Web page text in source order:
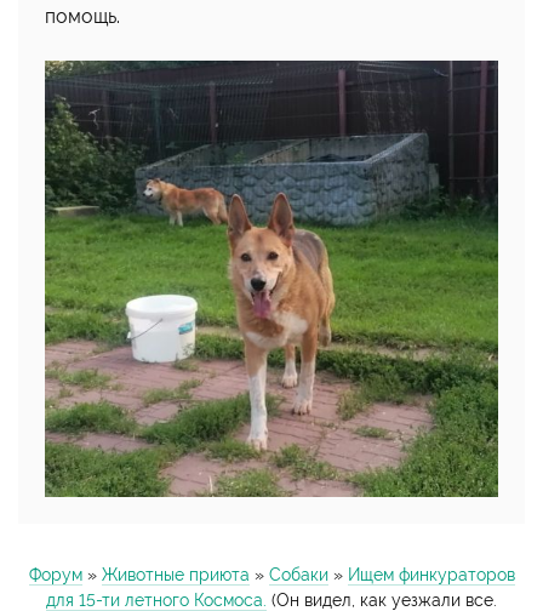
помощь.
Форум » Животные приюта » Собаки » Ищем финкураторов
для 15-ти летного Космоса. (Он видел, как уезжали все.